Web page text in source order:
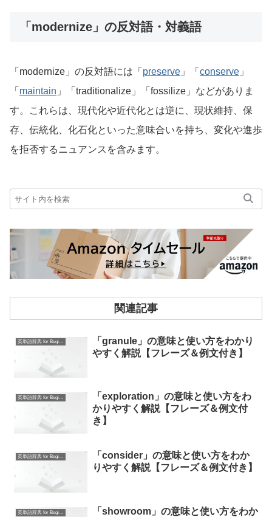
「modernize」の反対語・対義語
「modernize」の反対語には「 preserve 」「 conserve 」
「 maintain 」「traditionalize」「fossilize」などがありま
す。これらは、現代化や近代化とは逆に、現状維持、保
存、伝統化、化石化といった意味合いを持ち、変化や進歩
を拒否するニュアンスを含みます。
関連記事
英単語辞典 for Beginners
「granule」の意味と使い方をわかり
やすく解説【フレーズ＆例文付き】
英単語辞典 for Beginners
「exploration」の意味と使い方をわ
かりやすく解説【フレーズ＆例文付
き】
英単語辞典 for Beginners
「consider」の意味と使い方をわか
りやすく解説【フレーズ＆例文付き】
英単語辞典 for Beginners
「showroom」の意味と使い方をわか